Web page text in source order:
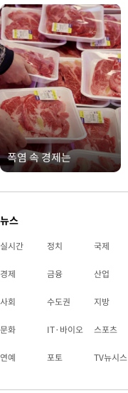
폭염 속 경제는
뉴스
실시간 정치 국제
경제 금융 산업
사회 수도권 지방
문화 IT·바이오 스포츠
연예 포토 TV뉴시스